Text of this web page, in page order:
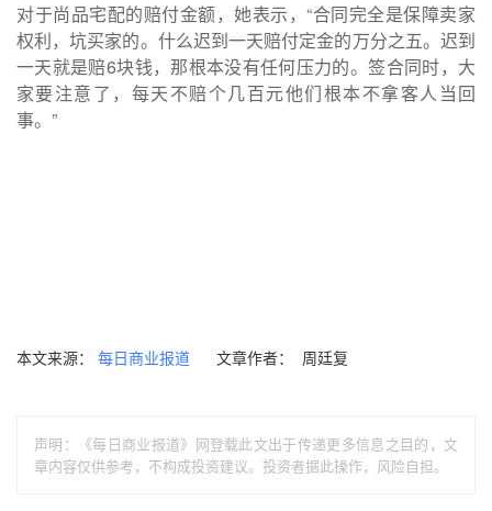
对于尚品宅配的赔付金额，她表示，“合同完全是保障卖家
权利，坑买家的。什么迟到一天赔付定金的万分之五。迟到
一天就是赔6块钱，那根本没有任何压力的。签合同时，大
家要注意了，每天不赔个几百元他们根本不拿客人当回
事。”
本文来源： 每日商业报道 文章作者： 周廷复
声明：《每日商业报道》网登载此文出于传递更多信息之目的，文
章内容仅供参考，不构成投资建议。投资者据此操作，风险自担。